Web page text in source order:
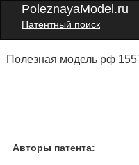
PoleznayaModel.ru
Патентный поиск
Полезная модель рф
Авторы патента: